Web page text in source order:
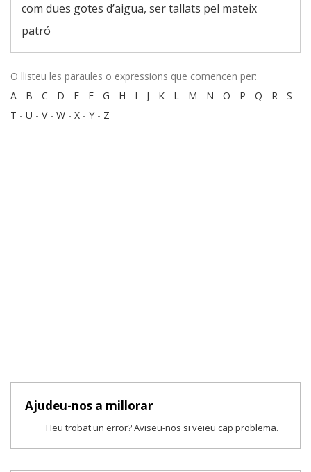
com dues gotes d’aigua, ser tallats pel mateix
patró
O llisteu les paraules o expressions que comencen per:
A - B - C - D - E - F - G - H - I - J - K - L - M - N - O - P - Q - R - S -
T - U - V- W - X - Y - Z
Ajudeu-nos a millorar
Heu trobat un error? Aviseu-nos si veieu cap problema.